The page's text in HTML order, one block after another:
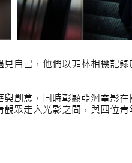
自己，他們以菲林相機記
創意，同時彰顯亞洲電影
眾走入光影之間，與四位青